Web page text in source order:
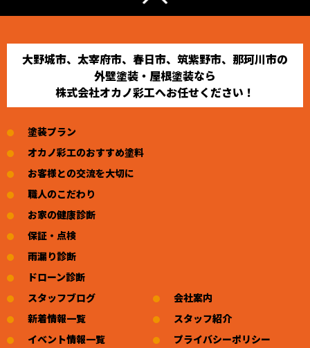
大野城市、太宰府市、春日市、筑紫野市、那珂川市の
外壁塗装・屋根塗装なら
株式会社オカノ彩工へお任せください！
塗装プラン
オカノ彩工のおすすめ塗料
お客様との交流を大切に
職人のこだわり
お家の健康診断
保証・点検
雨漏り診断
ドローン診断
スタッフブログ
新着情報一覧
イベント情報一覧
会社案内
スタッフ紹介
プライバシーポリシー